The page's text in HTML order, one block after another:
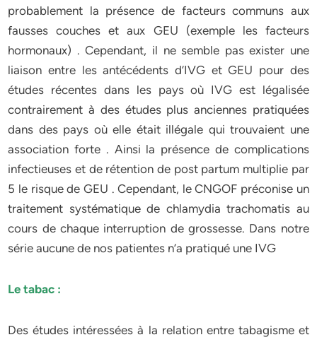
probablement la présence de facteurs communs aux
fausses couches et aux GEU (exemple les facteurs
hormonaux) . Cependant, il ne semble pas exister une
liaison entre les antécédents d’IVG et GEU pour des
études récentes dans les pays où IVG est légalisée
contrairement à des études plus anciennes pratiquées
dans des pays où elle était illégale qui trouvaient une
association forte . Ainsi la présence de complications
infectieuses et de rétention de post partum multiplie par
5 le risque de GEU . Cependant, le CNGOF préconise un
traitement systématique de chlamydia trachomatis au
cours de chaque interruption de grossesse. Dans notre
série aucune de nos patientes n’a pratiqué une IVG
Le tabac :
Des études intéressées à la relation entre tabagisme et